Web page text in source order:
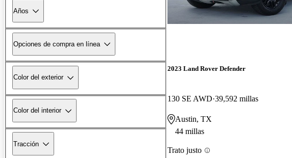
Años
Opciones de compra en línea
Color del exterior
Color del interior
Tracción
2023 Land Rover Defender
130 SE AWD 39,592 millas
Austin, TX
44 millas
Trato justo